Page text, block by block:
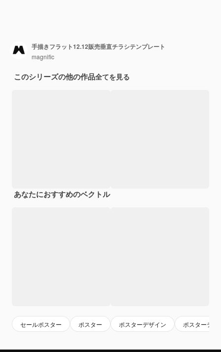
手描きフラット12.12販売垂直チラシテンプレート
magnific
このシリーズの他の作品全てを見る
あなたにおすすめのベクトル
セールポスター ポスター ポスターデザイン ポスターテン